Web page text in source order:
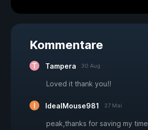
Kommentare
Tampera 30 Aug
Loved it thank you!!
IdealMouse981 27 Mai
peak,thanks for saving my time